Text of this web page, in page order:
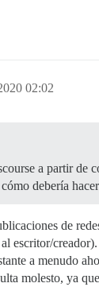
02:02
a partir de
debería
de
escritor/
a menudo
molesto, ya